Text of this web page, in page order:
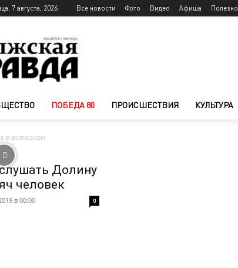
7 августа, 2026 Все новости Фото Видео Афиша Полезно
Волжского
—
Волжская
ПОБЕДА 80 ПРОИСШЕСТВИЯ КУЛЬТУРА
в волжском
Долину
человек
в 00:00 0